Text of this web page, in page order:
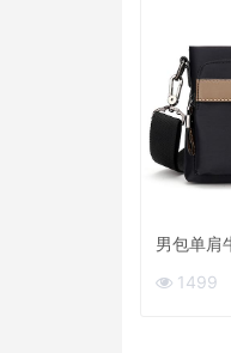
男包单肩
跨手拿
1499